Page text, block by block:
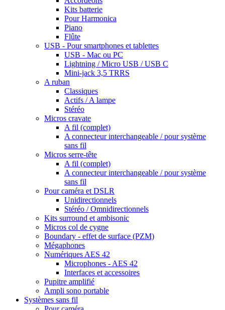
Kits batterie
Pour Harmonica
Piano
Flûte
USB - Pour smartphones et tablettes
USB - Mac ou PC
Lightning / Micro USB / USB C
Mini-jack 3,5 TRRS
A ruban
Classiques
Actifs / A lampe
Stéréo
Micros cravate
A fil (complet)
A connecteur interchangeable / pour système
sans fil
Micros serre-tête
A fil (complet)
A connecteur interchangeable / pour système
sans fil
Pour caméra et DSLR
Unidirectionnels
Stéréo / Omnidirectionnels
Kits surround et ambisonic
Micros col de cygne
Boundary - effet de surface (PZM)
Mégaphones
Numériques AES 42
Microphones - AES 42
Interfaces et accessoires
Pupitre amplifié
Ampli sono portable
Systèmes sans fil